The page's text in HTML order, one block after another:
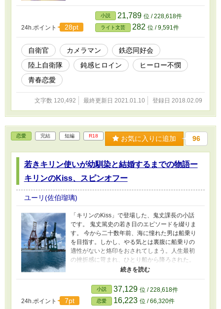
まる女の子がファインダー越しに見つけた世
界。なぜかいつもそこに貴方がいた。恋愛に鈍
感でも被写体には敏感です。恋愛よりもカメラ
が大事！ そんか彼女を気長に粘り強く自分の
テリトリーに引き込みたい陸上自衛隊員との恋
のお話？ ※小説家になろう、カクヨムにも公開
しています。 ※もちろん、フィクションです。
24h.ポイント 28pt
小説 21,789 位 / 228,618件
ライト文芸 282 位 / 9,591件
自衛官 カメラマン
鉄恋同好会
陸上自衛隊
鈍感ヒロイン
ヒーロー不憫
青春恋愛
文字数 120,492 最終更新日 2021.01.10 登録日 2018.02.09
恋愛 完結 短編 R18 お気に入りに追加 96
若きキリン使いが幼馴染と結婚するまでの物語ー
キリンのKiss、スピンオフー
ユーリ(佐伯瑠璃)
「キリンのKiss」で登場した、鬼丈課長の小話
です。 鬼丈篤史の若き日のエピソードを綴りま
す。 今から二十数年前、海に憧れた男は船乗り
を目指す。しかし、やる気とは裏腹に船乗りの
適性がないと烙印をおされてしまう。人生最初
の挫折感に苛まれ、ひとり船から降ろされた。
誰にも告げずに降りたはずの港には、幼馴染の
梨香子が迎えにきていた。 鬼丈と梨香子が結婚
にたどり着くまでの短編小説です。 現代と過去
を行ったり来たりしますので、ご注意くださ
い。 鬼丈の仕事っぷりは、ぜひ本編「キリンの
24h.ポイント 7pt
小説 37,129 位 / 228,618件
恋愛 16,223 位 / 66,320件